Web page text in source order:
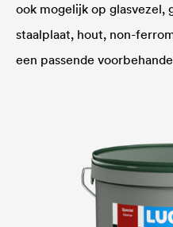
ook mogelijk op glasvezel,
staalplaat, hout, non-
een passende